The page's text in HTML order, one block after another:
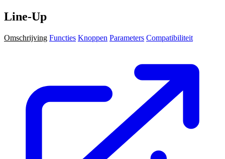
Line-Up
Omschrijving Functies Knoppen Parameters Compatibiliteit